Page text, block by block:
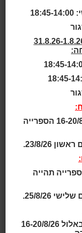
ביום הזיכרון
וביום
אוגוסט- בין התאריכים 31.8.26-1.8.26
בימים ראשון עד חמישי (כולל) 16-20/8/26 הספרייה
23/8/26.
ראשון ושני 23-24/8/26 הספרייה תהייה
25/8/26.
בימים ראשון עד חמישי (כולל) ג’-ז באלול 16-20/8/26